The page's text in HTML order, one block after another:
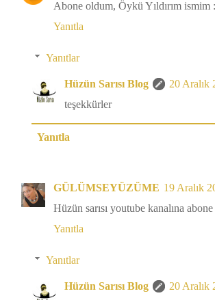
Abone oldum, Öykü Yıldırım ismim
Yanıtla
Yanıtlar
Hüzün Sarısı Blog
20 Aralık
teşekkürler
Yanıtla
GÜLÜMSEYÜZÜME 19 Aralık
Hüzün sarısı youtube kanalına
Yanıtla
Yanıtlar
Hüzün Sarısı Blog
20 Aralık